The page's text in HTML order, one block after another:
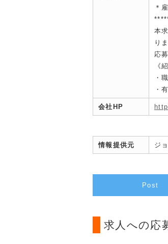
＊
本
り
応
《
・
・
会社HP
情報提供元 ジ
Post
求人への応